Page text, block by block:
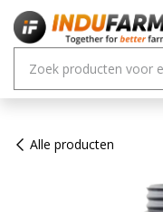
Overslaan naar inhoud
Alle producten